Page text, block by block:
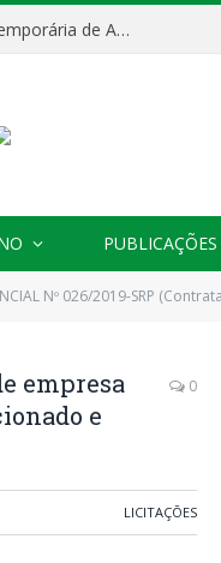
Processo Seletivo nº 001/2025 para Contratação Temporária de Agentes Comunitários de Saúde (ACS)
PUBLICAÇÕES
Nº 026/2019-SRP (Contratação de
empresa
e
0
LICITAÇÕES